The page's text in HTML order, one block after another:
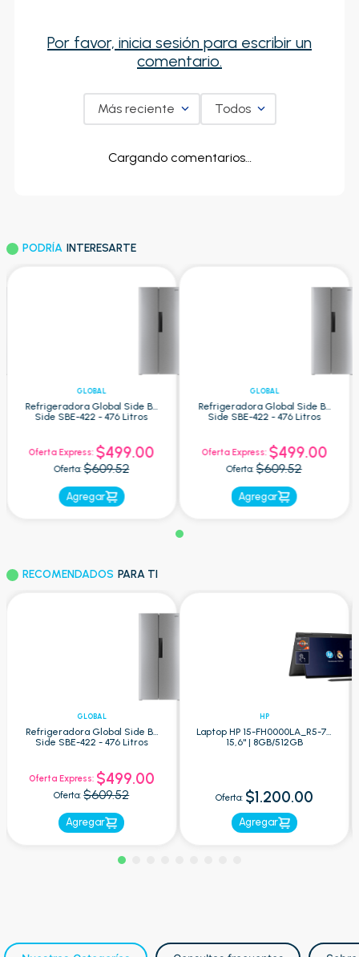
Por favor, inicia sesión para escribir un
comentario.
Más reciente Todos
Cargando comentarios…
PODRÍA INTERESARTE
GLOBAL
Refrigeradora Global Side By
Side SBE-422 - 476 Litros
Oferta Express: $499.00
Oferta: $609.52
Agregar
GLOBAL
Refrigeradora Global Side By
Side SBE-422 - 476 Litros
Oferta Express: $499.00
Oferta: $609.52
Agregar
RECOMENDADOS PARA TI
GLOBAL
Refrigeradora Global Side By
Side SBE-422 - 476 Litros
Oferta Express: $499.00
Oferta: $609.52
Agregar
HP
Laptop HP 15-FH0000LA_R5-7 -
15,6" | 8GB/512GB
Oferta: $1.200.00
Agregar